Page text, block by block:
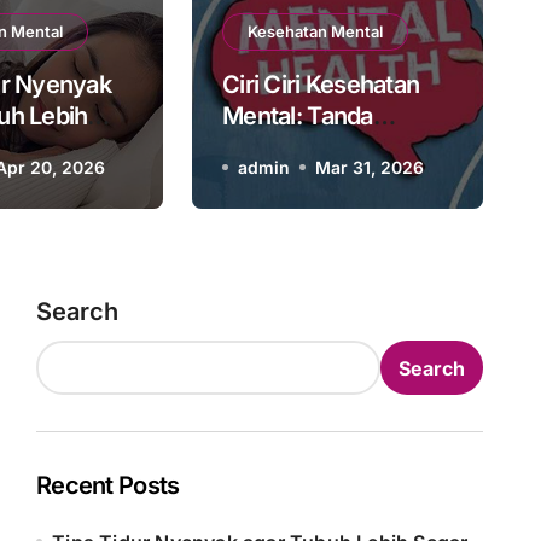
Setiap Hari:
Menuju Hidup
admin Feb 4, 2026
Mental
Nyenyak
Lebih
Pikiran
20, 2026
Kesehatan Mental
Ciri Ciri Kesehatan
Mental: Tanda
Penting yang Perlu
Kamu Kenali
admin Mar 31, 2026
Search
Search
Recent Posts